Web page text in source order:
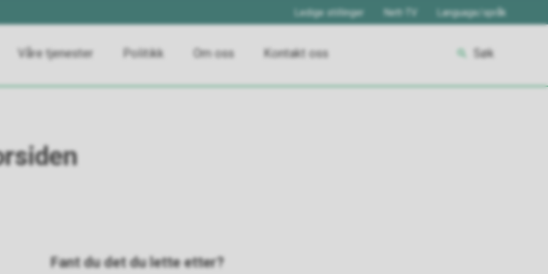
Ledige stillinger Nett-TV Language/språk
Våre tjenester Politikk Om oss Kontakt oss Søk
Fant du det du lette etter?